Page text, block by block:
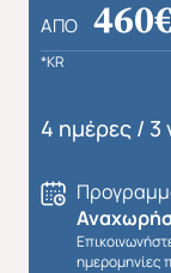
ΑΠΌ
*KR
4 ημέρες / 3
ημερομηνίες